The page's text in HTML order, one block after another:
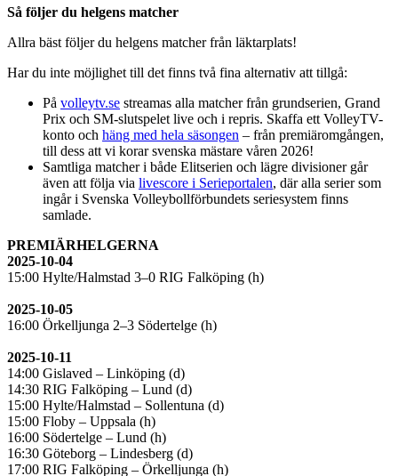
Så följer du helgens matcher
Allra bäst följer du helgens matcher från läktarplats!
Har du inte möjlighet till det finns två fina alternativ att tillgå:
På volleytv.se streamas alla matcher från grundserien, Grand
Prix och SM-slutspelet live och i repris. Skaffa ett VolleyTV-
konto och häng med hela säsongen – från premiäromgången,
till dess att vi korar svenska mästare våren 2026!
Samtliga matcher i både Elitserien och lägre divisioner går
även att följa via livescore i Serieportalen, där alla serier som
ingår i Svenska Volleybollförbundets seriesystem finns
samlade.
PREMIÄRHELGERNA
2025-10-04
15:00 Hylte/Halmstad 3–0 RIG Falköping (h)
2025-10-05
16:00 Örkelljunga 2–3 Södertelge (h)
2025-10-11
14:00 Gislaved – Linköping (d)
14:30 RIG Falköping – Lund (d)
15:00 Hylte/Halmstad – Sollentuna (d)
15:00 Floby – Uppsala (h)
16:00 Södertelge – Lund (h)
16:30 Göteborg – Lindesberg (d)
17:00 RIG Falköping – Örkelljunga (h)